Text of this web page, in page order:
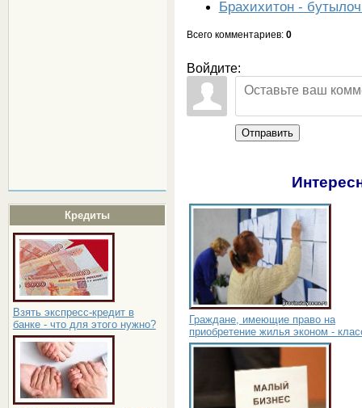
Кредиты
Взять экспресс-кредит в
банке - что для этого нужно?
Брахихитон -
Всего комментариев: 0
Войдите:
Отправить
Граждане, имеющие право на
приобретение жилья эконом -